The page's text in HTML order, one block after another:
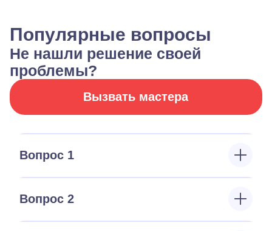
Популярные вопросы
Не нашли решение своей
проблемы?
Вызвать мастера
Вопрос 1
Вопрос 2